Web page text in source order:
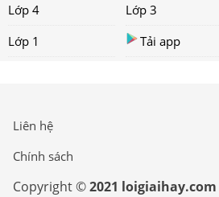
Lớp 4
Lớp 3
Lớp 1
Tải app
Liên hệ
Chính sách
Copyright ©2021 loigiaihay.com